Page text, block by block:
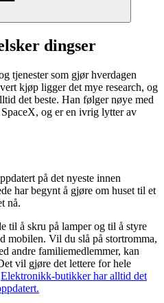
dingser
tjenester som gjør hverdagen
kjøp ligger det mye research, og
det beste. Han følger nøye med
og er en ivrig lytter av
på det nyeste innen
har begynt å gjøre om huset til et
nå.
til å skru på lamper og til å styre
mobilen. Vil du slå på stortromma,
andre familiemedlemmer, kan
vil gjøre det lettere for hele
Elektronikk-butikker har alltid det